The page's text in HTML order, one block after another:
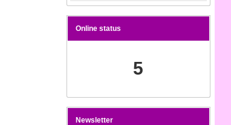
Online status
5
Newsletter